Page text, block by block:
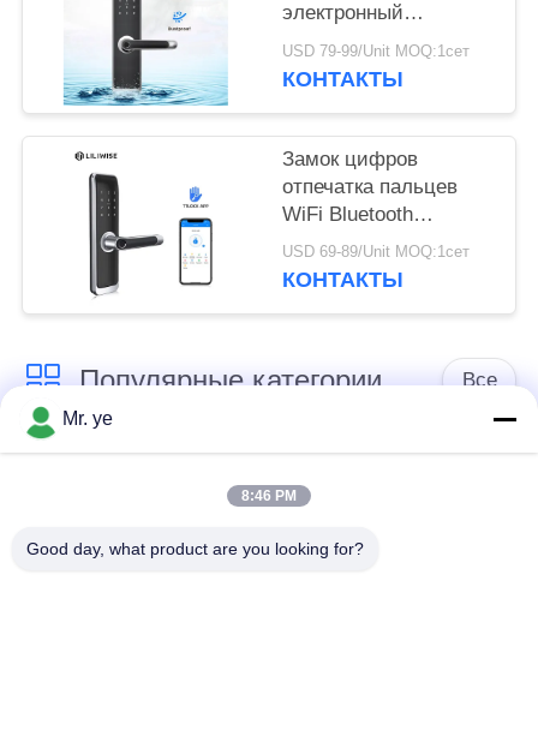
электронный
водоустойчивый
USD 79-99/Unit MOQ:1сет
КОНТАКТЫ
Замок цифров
отпечатка пальцев
WiFi Bluetooth
электронный умный
для резиденции
USD 69-89/Unit MOQ:1сет
КОНТАКТЫ
Популярные категории Все
Электронные
Блокировка дверей
отпечатков пальцев
Замок двери
Mr. ye
8:46 PM
Good day, what product are you looking for?